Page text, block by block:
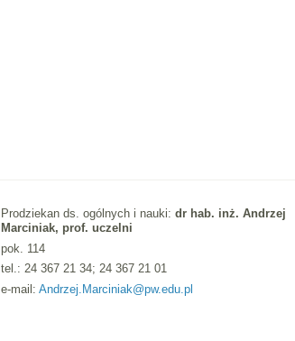
Prodziekan ds. ogólnych i nauki:dr hab. inż. Andrzej
Marciniak, prof. uczelni
pok. 114
tel.: 24 367 21 34; 24 367 21 01
e-mail:Andrzej.Marciniak@pw.edu.pl